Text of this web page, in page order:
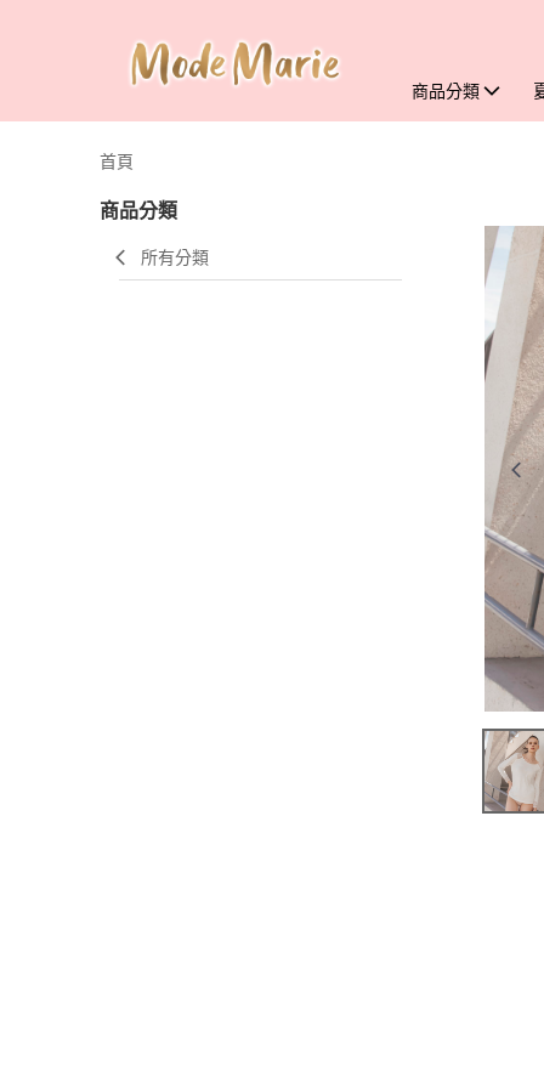
商品分類
首頁
商品分類
所有分類